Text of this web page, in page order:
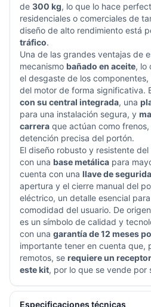
de 300 kg, lo que lo hace
residenciales o comerciales de
diseño de alto rendimiento está
tráfico.
Una de las grandes ventajas de
mecanismo bañado en aceite, lo
el desgaste de los
del motor de forma significativa.
con su central integrada, una
para una instalación segura, y
carrera que actúan como
detención precisa del portón.
El diseño robusto y resistente
con una base metálica para
cuenta con una llave de
apertura y el cierre manual del
eléctrico, un detalle esencial
comodidad del usuario. De
es un símbolo de calidad y
con una garantía de 12 meses
importante tener en cuenta que,
remotos, se requiere un
este kit, por lo que se vende por
Especificaciones técnicas